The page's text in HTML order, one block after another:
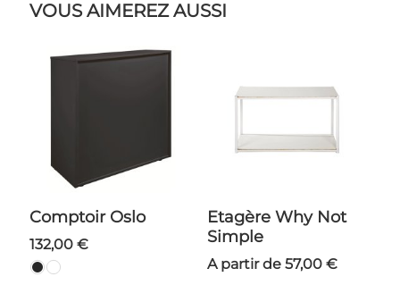
VOUS AIMEREZ AUSSI
Comptoir Oslo
132,00 €
Etagère Why Not
Simple
A partir de 57,00 €